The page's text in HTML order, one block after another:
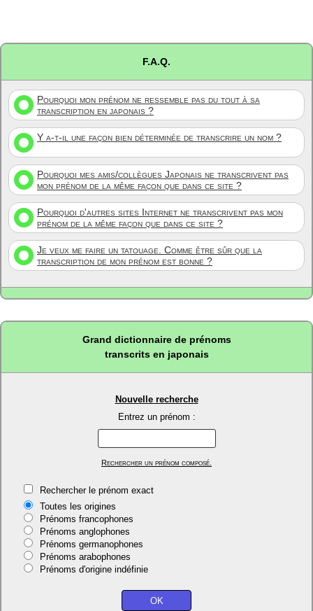
F.A.Q.
Pourquoi mon prénom ne ressemble pas du tout à sa
transcription en japonais ?
Y a-t-il une façon bien déterminée de transcrire un nom ?
Pourquoi mes amis/collègues Japonais ne transcrivent pas
mon prénom de la même façon que dans ce site ?
Pourquoi d'autres sites Internet ne transcrivent pas mon
prénom de la même façon que dans ce site ?
Je veux me faire un tatouage. Comme être sûr que la
transcription de mon prénom est bonne ?
Grand dictionnaire de prénoms
transcrits en japonais
Nouvelle recherche
Entrez un prénom :
Rechercher un prénom composé.
Rechercher le prénom exact
Toutes les origines
Prénoms francophones
Prénoms anglophones
Prénoms germanophones
Prénoms arabophones
Prénoms d'origine indéfinie